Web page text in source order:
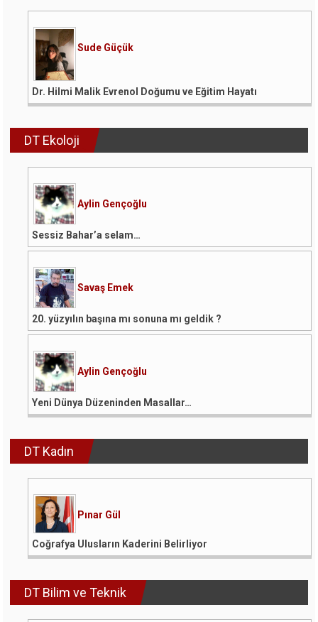
Sude Güçük
Dr. Hilmi Malik Evrenol Doğumu ve Eğitim Hayatı
DT Ekoloji
Aylin Gençoğlu
Sessiz Bahar’a selam…
Savaş Emek
20. yüzyılın başına mı sonuna mı geldik ?
Aylin Gençoğlu
Yeni Dünya Düzeninden Masallar…
DT Kadın
Pınar Gül
Coğrafya Ulusların Kaderini Belirliyor
DT Bilim ve Teknik